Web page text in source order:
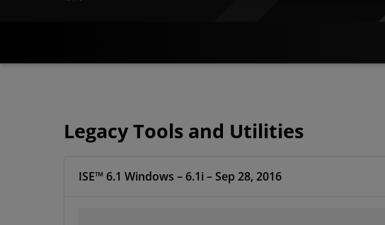
Legacy Tools and Utilities
ISE™ 6.1 Windows – 6.1i – Sep 28, 2016